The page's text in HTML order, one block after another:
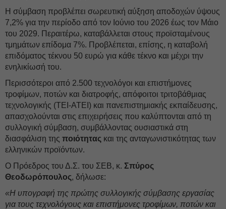
Η σύμβαση προβλέπει σωρευτική αύξηση αποδοχών ύψους
7,2% για την περίοδο από τον Ιούνιο του 2026 έως τον Μάιο
του 2029. Περαιτέρω, καταβάλλεται στους προϊσταμένους
τμημάτων επίδομα 7%. Προβλέπεται, επίσης, η καταβολή
επιδόματος τέκνου 50 ευρώ για κάθε τέκνο και μέχρι την
ενηλικίωσή του.
Περισσότεροι από 2.500 τεχνολόγοι και επιστήμονες
τροφίμων, ποτών και διατροφής, απόφοιτοι τριτοβάθμιας
τεχνολογικής (ΤΕΙ-ΑΤΕΙ) και πανεπιστημιακής εκπαίδευσης,
απασχολούνται στις επιχειρήσεις που καλύπτονται από τη
συλλογική σύμβαση, συμβάλλοντας ουσιαστικά στη
διασφάλιση της ποιότητας και της ανταγωνιστικότητας των
ελληνικών προϊόντων.
Ο Πρόεδρος του Δ.Σ. του ΣΕΒ, κ. Σπύρος
Θεοδωρόπουλος, δήλωσε:
«Η υπογραφή της πρώτης συλλογικής σύμβασης εργασίας
για τους τεχνολόγους και επιστήμονες τροφίμων, ποτών και